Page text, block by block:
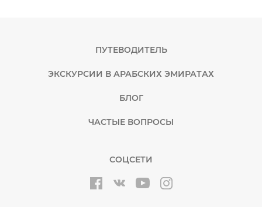
ПУТЕВОДИТЕЛЬ
ЭКСКУРСИИ В АРАБСКИХ ЭМИРАТАХ
БЛОГ
ЧАСТЫЕ ВОПРОСЫ
СОЦСЕТИ